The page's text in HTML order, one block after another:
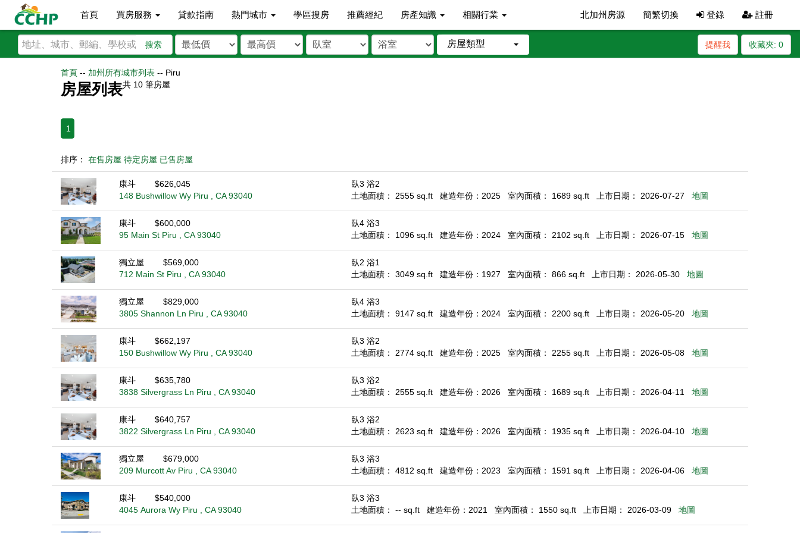
首頁 買房服務 貸款指南 熱門城市 學區搜房 推薦經紀 房產知識 相關行業 北加州房源 簡繁切換 登錄 註冊
搜索 房屋類型 收藏夾: 0
提醒我
首頁 -- 加州所有城市列表 -- Piru
房屋列表共 10 筆房屋
1
排序： 在售房屋 待定房屋 已售房屋
康斗
$626,045
148 Bushwillow Wy Piru , CA 93040
臥3 浴2
土地面積： 2555 sq.ft
建造年份：2025 室內面積： 1689 sq.ft 上市日期： 2026-07-27 地圖
康斗
$600,000
95 Main St Piru , CA 93040
臥4 浴3
土地面積： 1096 sq.ft
建造年份：2024 室內面積： 2102 sq.ft 上市日期： 2026-07-15 地圖
獨立屋
$569,000
712 Main St Piru , CA 93040
臥2 浴1
土地面積： 3049 sq.ft
建造年份：1927 室內面積： 866 sq.ft 上市日期： 2026-05-30 地圖
獨立屋
$829,000
3805 Shannon Ln Piru , CA 93040
臥4 浴3
土地面積： 9147 sq.ft
建造年份：2024 室內面積： 2200 sq.ft 上市日期： 2026-05-20 地圖
康斗
$662,197
150 Bushwillow Wy Piru , CA 93040
臥3 浴2
土地面積： 2774 sq.ft
建造年份：2025 室內面積： 2255 sq.ft 上市日期： 2026-05-08 地圖
康斗
$635,780
3838 Silvergrass Ln Piru , CA 93040
臥3 浴2
土地面積： 2555 sq.ft
建造年份：2026 室內面積： 1689 sq.ft 上市日期： 2026-04-11 地圖
康斗
$640,757
3822 Silvergrass Ln Piru , CA 93040
臥3 浴2
土地面積： 2623 sq.ft
建造年份：2026 室內面積： 1935 sq.ft 上市日期： 2026-04-10 地圖
獨立屋
$679,000
209 Murcott Av Piru , CA 93040
臥3 浴3
土地面積： 4812 sq.ft
建造年份：2023 室內面積： 1591 sq.ft 上市日期： 2026-04-06 地圖
康斗
$540,000
4045 Aurora Wy Piru , CA 93040
臥3 浴3
土地面積： -- sq.ft
建造年份：2021 室內面積： 1550 sq.ft 上市日期： 2026-03-09 地圖